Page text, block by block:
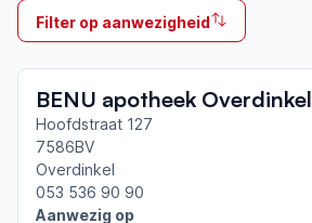
Ik behandel
Op locatie
netwerk
Twente
Afgeronde ParkinsonNet-scholingen
ParkinsonNet congres 2026
Filter op aanwezigheid
BENU apotheek Overdinkel
Hoofdstraat 127
7586BV
Overdinkel
053 536 90 90
Aanwezig op